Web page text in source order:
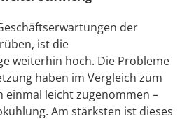
der
ist die
weiterhin hoch. Die Probleme
haben im Vergleich zum
einmal leicht zugenommen –
Am stärksten ist dieses